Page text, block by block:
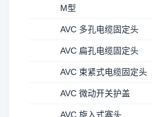
M型
AVC 多孔电缆固定头
AVC 扁孔电缆固定头
AVC 束紧式电缆固定头
AVC 微动开关护盖
AVC 旋入式塞头